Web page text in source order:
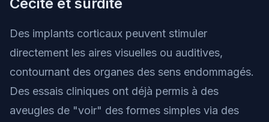
Des implants corticaux peuvent stimuler
directement les aires visuelles ou auditives,
contournant des organes des sens endommagés.
Des essais cliniques ont déjà permis à des
aveugles de "voir" des formes simples via des